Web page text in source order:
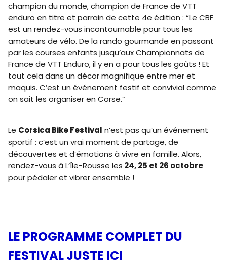
champion du monde, champion de France de VTT
enduro en titre et parrain de cette 4e édition : “Le CBF
est un rendez-vous incontournable pour tous les
amateurs de vélo. De la rando gourmande en passant
par les courses enfants jusqu’aux Championnats de
France de VTT Enduro, il y en a pour tous les goûts ! Et
tout cela dans un décor magnifique entre mer et
maquis. C’est un événement festif et convivial comme
on sait les organiser en Corse.”
Le Corsica Bike Festival n’est pas qu’un événement
sportif : c’est un vrai moment de partage, de
découvertes et d’émotions à vivre en famille. Alors,
rendez-vous à L’Île-Rousse les 24, 25 et 26 octobre
pour pédaler et vibrer ensemble !
LE PROGRAMME COMPLET DU
FESTIVAL JUSTE ICI